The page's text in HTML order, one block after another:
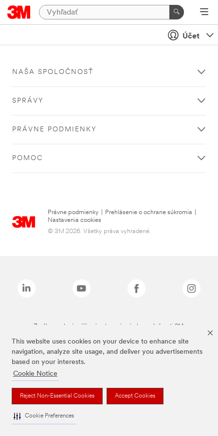
This website uses cookies on your device to enhance site
navigation, analyze site usage, and deliver you advertisements
based on your interests.
Cookie Notice
Reject Non-Essential Cookies Accept Cookies
Cookie Preferences
Účet
NAŠA SPOLOČNOSŤ
SPRÁVY
PRÁVNE PODMIENKY
POMOC
Právne podmienky Prehlásenie o ochrane súkromia
Nastavenia cookies
© 3M 2026. Všetky práva vyhradené.
Značky uvedené vyššie sú ochranné známky spoločnosti 3M.